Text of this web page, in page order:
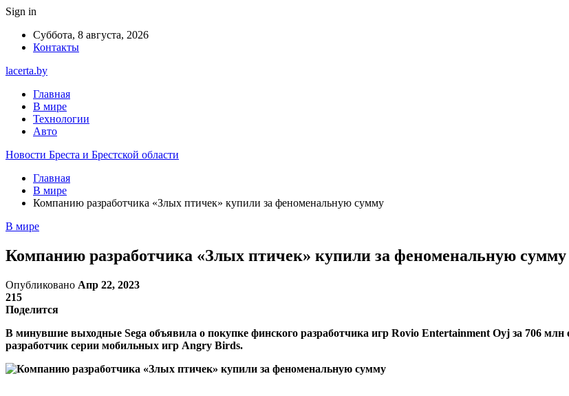
Sign in
Суббота, 8 августа, 2026
Контакты
lacerta.by
Главная
В мире
Технологии
Авто
Новости Бреста и Брестской области
Главная
В мире
Компанию разработчика «Злых птичек» купили за феноменальную сумму
В мире
Компанию разработчика «Злых птичек» купили за феноменальную сумму
Опубликовано Апр 22, 2023
215
Поделится
В минувшие выходные Sega объявила о покупке финского разработчика игр Rovio Entertainment Oyj за 706
разработчик серии мобильных игр Angry Birds.